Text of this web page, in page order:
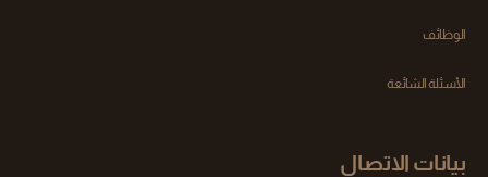
الوظائف
الأسئلة الشائعة
بيانات الاتصال